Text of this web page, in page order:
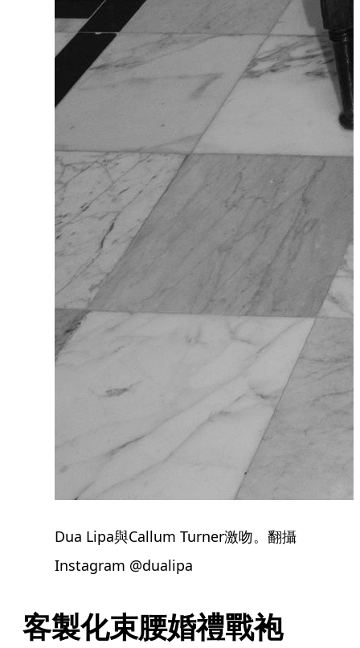
Dua Lipa與Callum Turner激吻。翻攝
Instagram @dualipa
客製化束腰婚禮戰袍